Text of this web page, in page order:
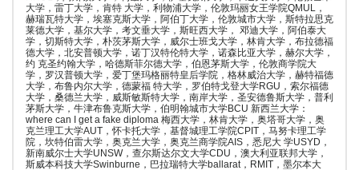
大学，雷丁大学，肯特 大学，利物浦大学，伦敦玛丽女王学院QMUL，
赫瑞瓦特大学，埃塞克斯大学，阿伯丁大学，伦敦城市大学，斯特拉思克
莱德大学，基尔大学，考文垂大学，斯旺西大学， 邓迪大学，阿伯泰大
学，切斯特大学，朴茨茅斯大学，威尔士班戈大学，林肯大学，布拉德福
德大学，北安普顿大学，诺丁汉特伦特大学，诺森比亚大学，赫尔大学，
约 克圣约翰大学，哈德斯菲尔德大学，伯恩茅斯大学，伦敦商学院大
学，罗汉普顿大学，爱丁堡玛格丽特皇后学院，格林威治大学，赫特福德
大学，布鲁内尔大学，德蒙福 特大学，罗伯特戈登大学RGU，索尔福德
大学，桑德兰大学，威斯敏斯特大学，南岸大学，圣安德鲁斯大学，普利
茅斯大学，牛津布鲁克斯大学，伯明翰城市大学BCU 新西兰大学：
where can I get a fake diploma 梅西大学，林肯大学，奥塔哥大学，奥
克兰理工大学AUT，怀卡托大学，基督城理工学院CPIT，马努卡理工学
院，坎特伯雷大学，奥克兰大学，奥克兰商学院AIS，悉尼大 学USYD，
新南威尔士大学UNSW，查尔斯达尔文大学CDU，澳大利亚联邦大学，
斯威本科技大学Swinburne，巴拉瑞特大学ballarat，RMIT，墨尔本大